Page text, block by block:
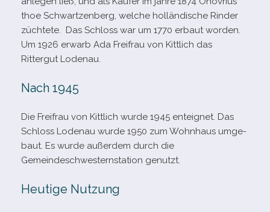
thoe Schwartzenberg, wel­che hol­län­di­sche Rinder
züch­tete. Das Schloss war um 1770 erbaut wor­den.
Um 1926 erwarb Ada Freifrau von Kittlich das
Rittergut Lodenau.
Nach 1945
Die Freifrau von Kittlich wurde 1945 ent­eig­net. Das
Schloss Lodenau wurde 1950 zum Wohnhaus umge­
baut. Es wurde außer­dem durch die
Gemeindeschwesternstation genutzt.
Heutige Nutzung